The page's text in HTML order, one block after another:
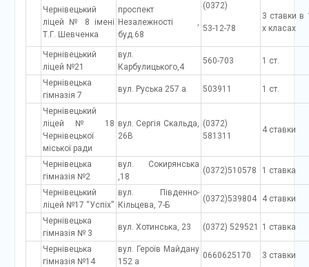
Чернівецький
ліцей № 8 імені
Т.Г. Шевченка
проспект
Незалежності ,
буд.68
(0372)
53-12-78
3 ставки в
х класах
Чернівецький
ліцей №21
вул.
Карбулицького,4
560-703 1 ст.
Чернівецька
гімназія 7
вул. Руська 257 а 503911 1 ст.
Чернівецький
ліцей № 18
Чернівецької
міської ради
вул. Сергія Скальда,
26В
(0372)
581311
4 ставки
Чернівецька
гімназія №2
вул. Сокирянська
,18
(0372)510578 1 ставка
Чернівецький
ліцей №17 “Успіх”
вул. Південно-
Кільцева, 7-Б
(0372)539804 4 ставки
Чернівецька
гімназія № 3
вул. Хотинська, 23 (0372) 529521 1 ставка
Чернівецька
гімназія №14
вул. Героїв Майдану
152 а
0660625170 3 ставки